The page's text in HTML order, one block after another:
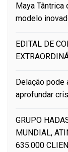
Maya
modelo
EDITAL DE
Delação pode
aprofundar
GRUPO
MUNDIAL,
635.000